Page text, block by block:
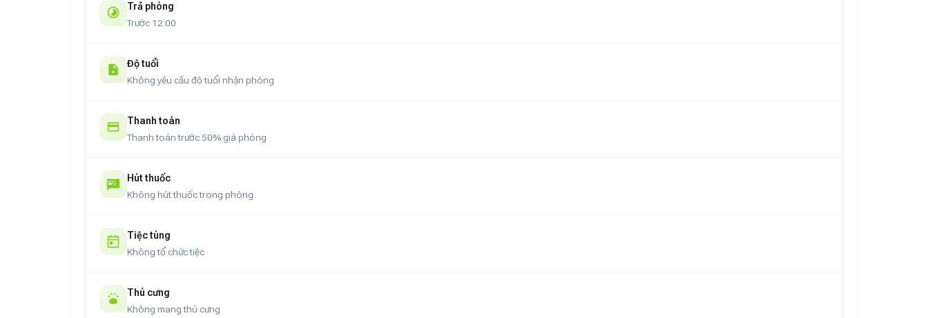
Trả phòng
Trước 12:00
Độ tuổi
Không yêu cầu độ tuổi nhận phòng
Thanh toán
Thanh toán trước 50% giá phòng
Hút thuốc
Không hút thuốc trong phòng
Tiệc tùng
Không tổ chức tiệc
Thú cưng
Không mang thú cưng